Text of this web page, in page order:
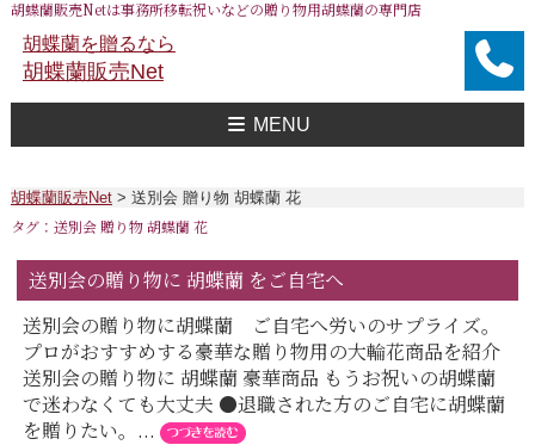
胡蝶蘭販売Netは事務所移転祝いなどの贈り物用胡蝶蘭の専門店
胡蝶蘭を贈るなら
胡蝶蘭販売Net
MENU
胡蝶蘭販売Net> 送別会 贈り物 胡蝶蘭 花
タグ：送別会 贈り物 胡蝶蘭 花
送別会の贈り物に 胡蝶蘭 をご自宅へ
送別会の贈り物に胡蝶蘭 ご自宅へ労いのサプライズ。
プロがおすすめする豪華な贈り物用の大輪花商品を紹介
送別会の贈り物に 胡蝶蘭 豪華商品 もうお祝いの胡蝶蘭
で迷わなくても大丈夫 ●退職された方のご自宅に胡蝶蘭
を贈りたい。...